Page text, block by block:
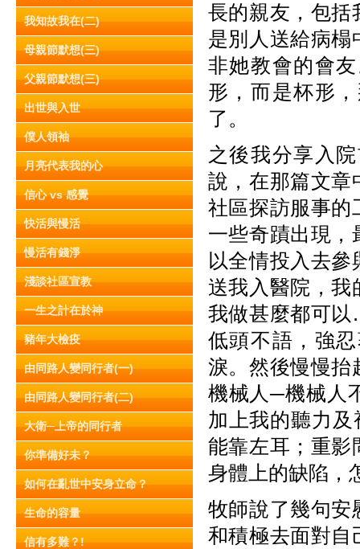
我知故我在(二)
母親節默想(三)
父親節默想(三)
出世與入世
僕人領袖
月亮代表我的心
信心 vs 感覺
快活與慢活
慢活有錢淨
淺談社區宣教
一生之計在於神
豬年大檢疫
由同路人變同行者(一)
由同路人變同行者(二)
大衛─上帝的同行者
你準備好未？
如何在亂世中安身立命？
生命的容量
信有多難？!
長的親友，包括
是別人送給病榻
非她教會的會
形，而是杯形
了。
之後我分享入
說，在那篇文章
社區探訪服事的
一些奇蹟出現，
以全情投入去
送我入醫院，我
我做甚麼都可
低頭不語，強
淚。然後慢慢抬
機械人─機械人
加上我的聽力
能靠左耳；重影
身體上的缺陷，
牧師說了幾句安
和積極去面對自